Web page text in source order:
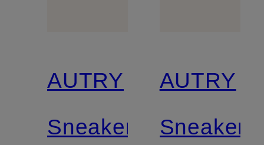
AUTRY
Sneaker
AUTRY
Sneaker